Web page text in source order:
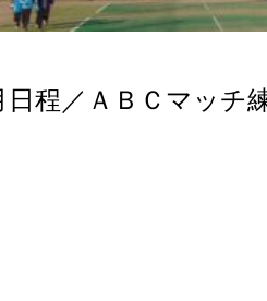
日程／ＡＢＣマッチ